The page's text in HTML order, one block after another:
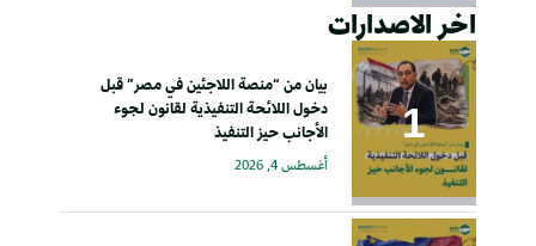
اخر الاصدارات
بيان من “منصة اللاجئين في مصر” قبل
دخول اللائحة التنفيذية لقانون لجوء
الأجانب حيز التنفيذ
أغسطس 4, 2026